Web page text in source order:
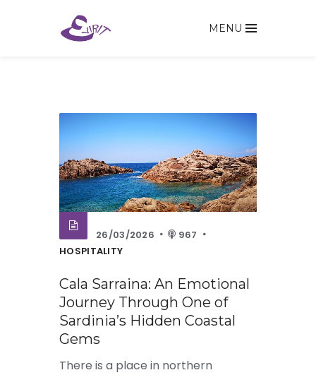
MENU
26/03/2026
967
HOSPITALITY
Cala Sarraina: An Emotional
Journey Through One of
Sardinia’s Hidden Coastal
Gems
There is a place in northern